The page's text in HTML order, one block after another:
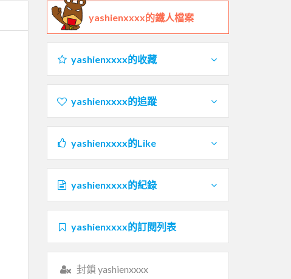
yashienxxxx的鐵人檔案
yashienxxxx的收藏
yashienxxxx的追蹤
yashienxxxx的Like
yashienxxxx的紀錄
yashienxxxx的訂閱列表
封鎖 yashienxxxx